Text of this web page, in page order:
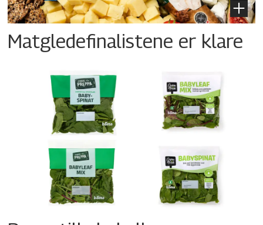
Matgledefinalistene er klare